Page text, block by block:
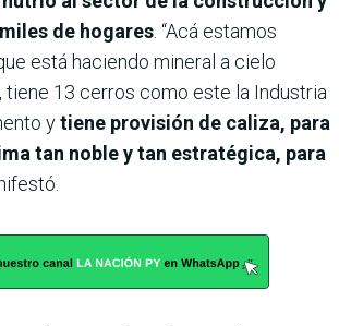
de hogares. “Acá estamos
está haciendo mineral a cielo
tiene 13 cerros como este la Industria
ytiene provisión de caliza, para
tan noble y tan estratégica, para